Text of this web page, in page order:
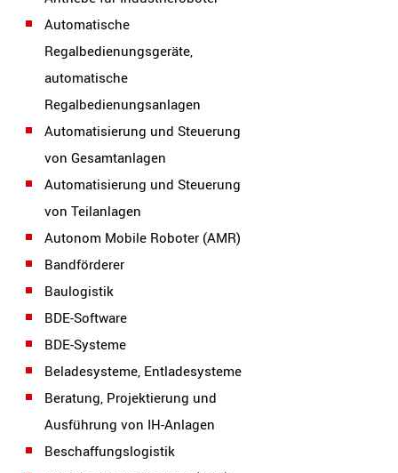
Automatische
Regalbedienungsgeräte,
automatische
Regalbedienungsanlagen
Automatisierung und Steuerung
von Gesamtanlagen
Automatisierung und Steuerung
von Teilanlagen
Autonom Mobile Roboter (AMR)
Bandförderer
Baulogistik
BDE-Software
BDE-Systeme
Beladesysteme, Entladesysteme
Beratung, Projektierung und
Ausführung von IH-Anlagen
Beschaffungslogistik